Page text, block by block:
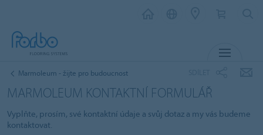
Marmoleum - žijte pro budoucnost
MARMOLEUM KONTAKTNÍ FORMULÁŘ
Vyplňte, prosím, své kontaktní údaje a svůj dotaz a my vás budeme
kontaktovat.